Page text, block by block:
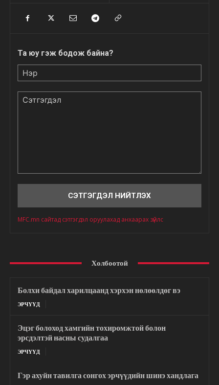
Та юу гэж бодож байна?
MFC.mn сайтад сэтгэгдэл оруулахад анхаарах зүйлс
Холбоотой
Болхи байдал харилцаанд хэрхэн нөлөөлдөг вэ
ЭРЧҮҮД
Эцэг болоход хамгийн тохиромжтой болон
эрсдэлтэй насны судалгаа
ЭРЧҮҮД
Гэр ахуйн тавилга сонгох эрчүүдийн шинэ хандлага